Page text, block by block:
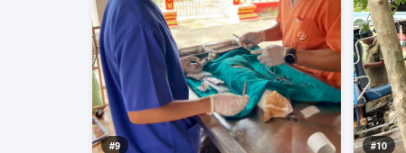
#9 #10